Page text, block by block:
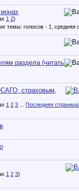
1 2)
раздела (читать
страховым,
1 2 3 Последняя страница
1 2 3)